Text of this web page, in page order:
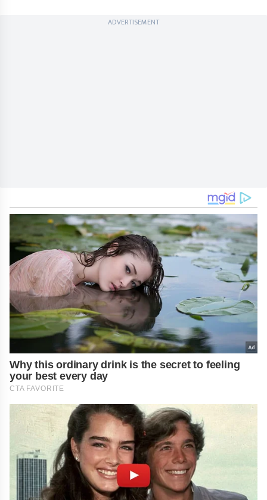
ADVERTISEMENT
Why this ordinary drink is the secret to feeling
your best every day
CTA FAVORITE